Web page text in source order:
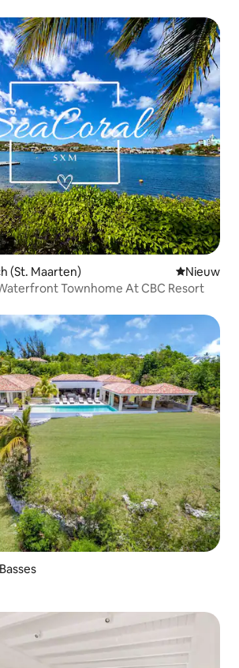
(St. Maarten) Nieuwe
Nieuw
Townhome At CBC Resort